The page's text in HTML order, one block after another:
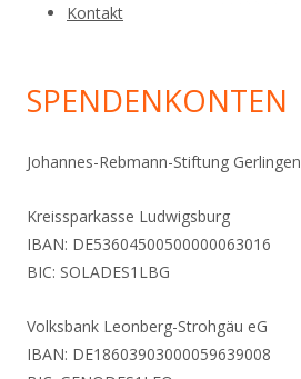
Kontakt
SPENDENKONTEN
Johannes-Rebmann-Stiftung Gerlingen
Kreissparkasse Ludwigsburg
IBAN: DE53604500500000063016
BIC: SOLADES1LBG
Volksbank Leonberg-Strohgäu eG
IBAN: DE18603903000059639008